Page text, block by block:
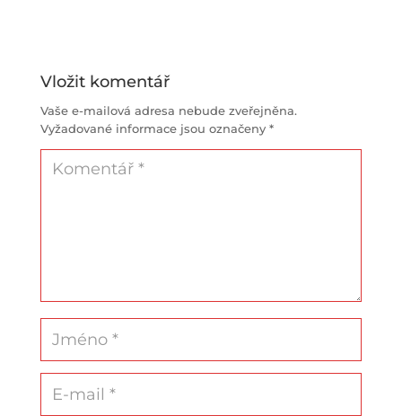
Vložit komentář
Vaše e-mailová adresa nebude zveřejněna.
Vyžadované informace jsou označeny *